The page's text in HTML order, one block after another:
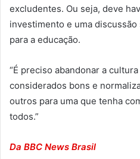
excludentes. Ou seja, deve
investimento e uma
para a educação.
“É preciso abandonar a
considerados bons e
outros para uma que tenha
todos.”
Da BBC News Brasil